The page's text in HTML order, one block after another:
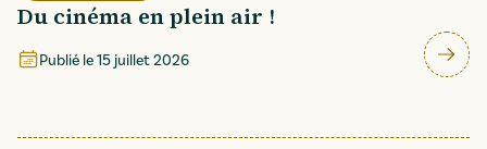
Du cinéma en plein air !
Publié le15 juillet 2026